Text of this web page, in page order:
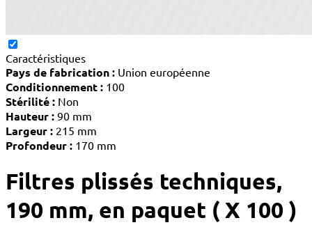
Caractéristiques
Pays de fabrication : Union européenne
Conditionnement : 100
Stérilité : Non
Hauteur : 90 mm
Largeur : 215 mm
Profondeur : 170 mm
Filtres plissés techniques,
190 mm, en paquet ( X 100 )